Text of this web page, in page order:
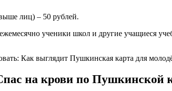
лиц) – 50 рублей.
ученики школ и другие учащиеся
Как выглядит Пушкинская карта для
на крови по Пушкинской